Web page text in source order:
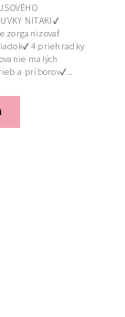
NITAKI✔
zorganizovať
4 priehradky
malých
a príborov✔...